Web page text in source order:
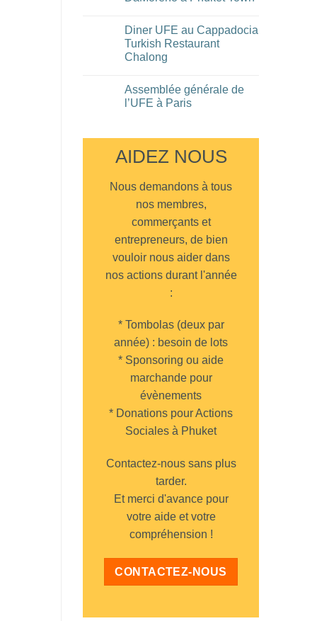
Nationale
à
l’Eastin
Grand
Hotel
sur
Diner
UFE
au
à
Phuket
Town
Diner UFE au Cappadocia
Turkish Restaurant
Chalong
sur
Diner
UFE
Chalong
Assemblée générale de
l’UFE à Paris
générale
de
Paris
AIDEZ NOUS
Nous demandons à tous
nos membres,
commerçants et
entrepreneurs, de bien
vouloir nous aider dans
nos actions durant l'année
:
* Tombolas (deux par
année) : besoin de lots
* Sponsoring ou aide
marchande pour
évènements
* Donations pour Actions
Sociales à Phuket
Contactez-nous sans plus
tarder.
Et merci d'avance pour
votre aide et votre
compréhension !
CONTACTEZ-NOUS